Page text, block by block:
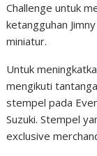
Challenge untuk
ketangguhan
miniatur.
Untuk
mengikuti
stempel pada
Suzuki. Stempel
exclusive